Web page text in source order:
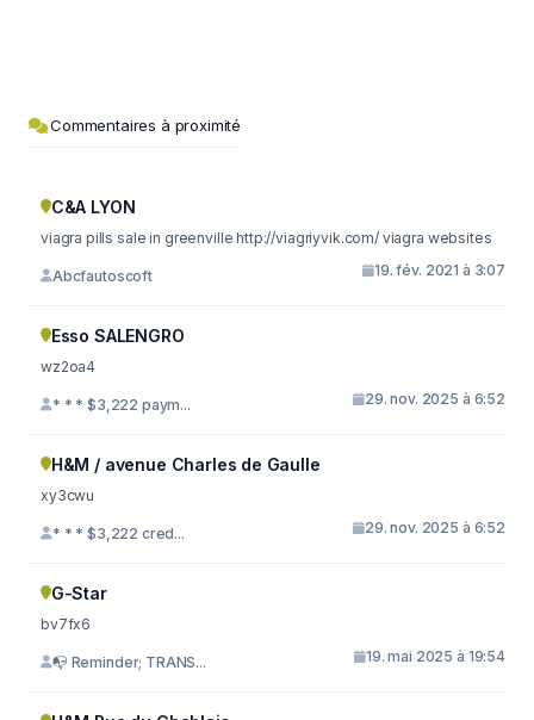
Commentaires à proximité
C&A LYON
viagra pills sale in greenville http://viagriyvik.com/ viagra websites
Abcfautoscoft 19. fév. 2021 à 3:07
Esso SALENGRO
wz2oa4
* * * $3,222 paym... 29. nov. 2025 à 6:52
H&M / avenue Charles de Gaulle
xy3cwu
* * * $3,222 cred... 29. nov. 2025 à 6:52
G-Star
bv7fx6
📭 Reminder; TRANS... 19. mai 2025 à 19:54